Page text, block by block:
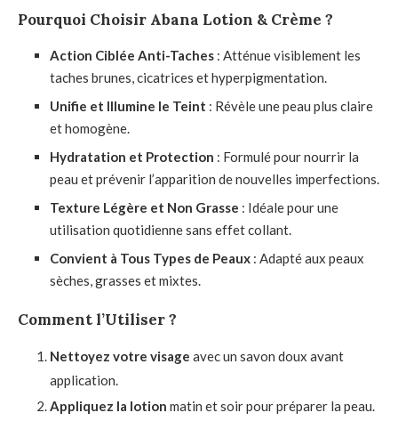
Pourquoi Choisir Abana Lotion & Crème ?
Action Ciblée Anti-Taches : Atténue visiblement les
taches brunes, cicatrices et hyperpigmentation.
Unifie et Illumine le Teint : Révèle une peau plus claire
et homogène.
Hydratation et Protection : Formulé pour nourrir la
peau et prévenir l’apparition de nouvelles imperfections.
Texture Légère et Non Grasse : Idéale pour une
utilisation quotidienne sans effet collant.
Convient à Tous Types de Peaux : Adapté aux peaux
sèches, grasses et mixtes.
Comment l’Utiliser ?
Nettoyez votre visage avec un savon doux avant
application.
Appliquez la lotion matin et soir pour préparer la peau.